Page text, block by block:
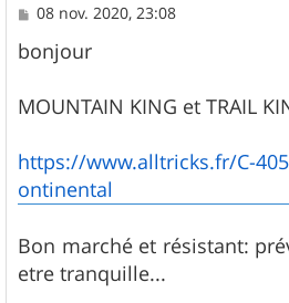
M
s
s
g
e
08 nov. 2020, 23:08
bonjour
MOUNTAIN KING et TRAIL
https://www.alltricks.fr/
ontinental
Bon marché et résistant:
etre tranquille...